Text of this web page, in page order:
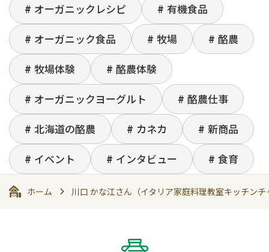
オーガニックレシピ
有機食品
オーガニック食品
牧場
酪農
牧場体験
酪農体験
オーガニックヨーグルト
酪農仕事
北海道の酪農
カネカ
新商品
イベント
インタビュー 食育
ホーム 川口 かな江さん（イタリア家庭料理教室キッチン